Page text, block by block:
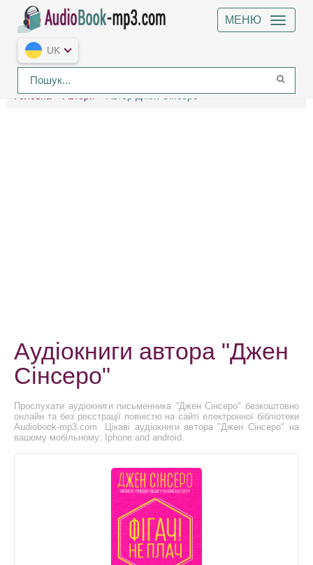
МЕНЮ
UK
Головна Автори Автор Джен Сінсеро
Аудіокниги автора "Джен
Сінсеро"
Прослухати аудіокниги письменника "Джен Сінсеро" безкоштовно
онлайн та без реєстрації повністю на сайті електронної бібліотеки
Audiobook-mp3.com. Цікаві аудіокниги автора "Джен Сінсеро" на
вашому мобільному: Iphone and android.